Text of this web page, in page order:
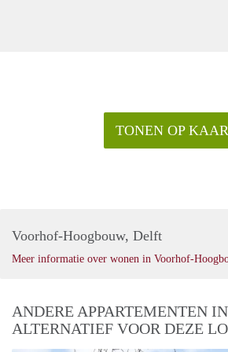
TONEN OP
Voorhof-Hoogbouw, Delft
Meer informatie over wonen in Voorhof-
ANDERE APPARTEMENTEN IN
ALTERNATIEF VOOR DEZE